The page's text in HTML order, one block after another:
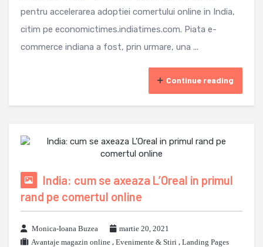
pentru accelerarea adoptiei comertului online in India,
citim pe economictimes.indiatimes.com. Piata e-
commerce indiana a fost, prin urmare, una ...
Continue reading
India: cum se axeaza L’Oreal in primul
rand pe comertul online
Monica-Ioana Buzea
martie 20, 2021
Avantaje magazin online , Evenimente & Stiri , Landing Pages